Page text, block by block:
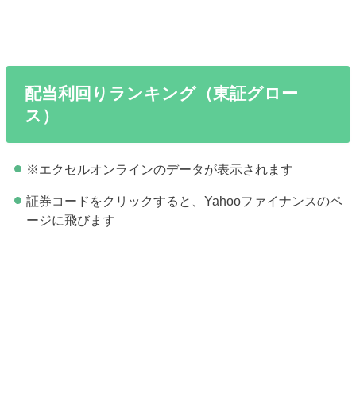
配当利回りランキング（東証グロー
ス）
※エクセルオンラインのデータが表示されます
証券コードをクリックすると、Yahooファイナンスのペ
ージに飛びます